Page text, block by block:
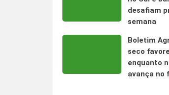
desafiam
semana
Boletim
seco
enquanto
avança no